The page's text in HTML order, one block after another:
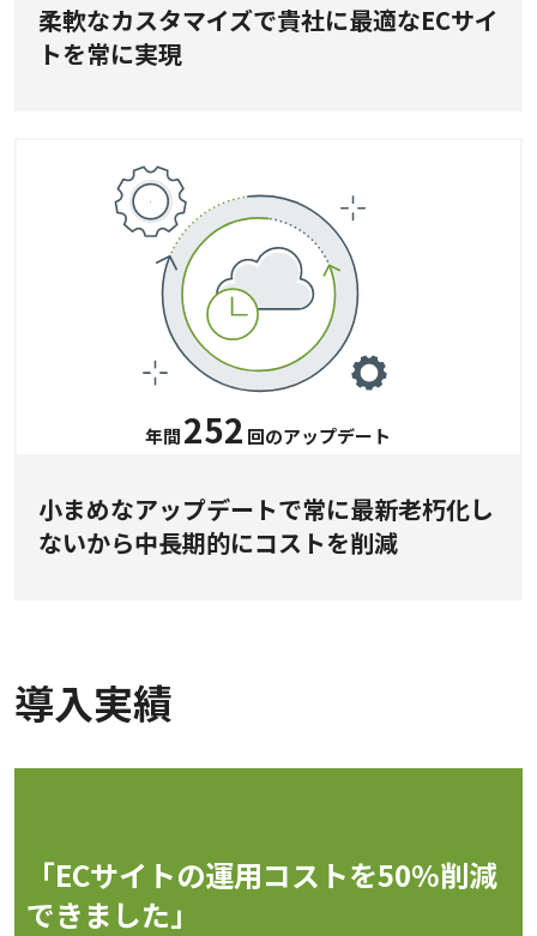
柔軟なカスタマイズで貴社に最適なECサイ
トを常に実現
年間252 回のアップデート
小まめなアップデートで常に最新老朽化し
ないから中長期的にコストを削減
導入実績
「ECサイトの運用コストを50%削減
できました」